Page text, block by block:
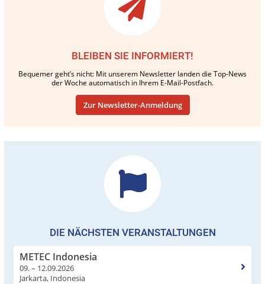
BLEIBEN SIE INFORMIERT!
Bequemer geht’s nicht: Mit unserem Newsletter landen die Top-News
der Woche automatisch in Ihrem E-Mail-Postfach.
Zur Newsletter-Anmeldung
DIE NÄCHSTEN VERANSTALTUNGEN
METEC Indonesia
09. – 12.09.2026
Jarkarta, Indonesia